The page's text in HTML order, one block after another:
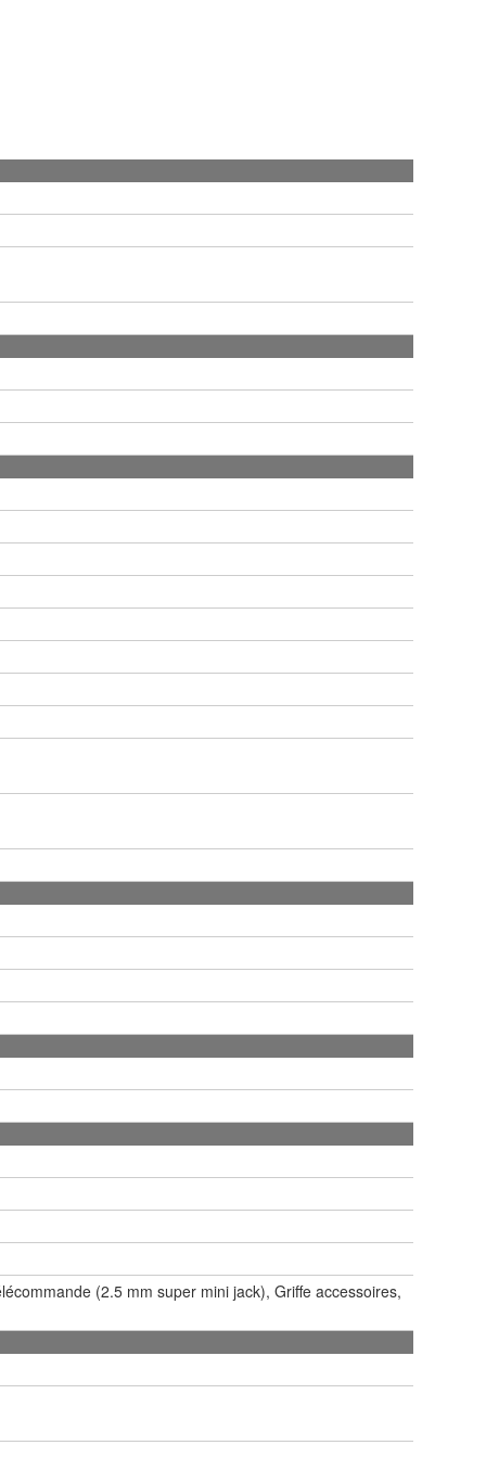
(2.5 mm super mini jack), Griffe accessoires,